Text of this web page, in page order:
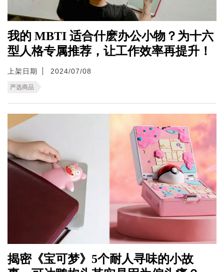
我的 MBTI 适合什麽办公小物？为十六
型人格专属推荐，让工作效率再提升！
上架日期 2024/07/08
严选商品
揭密《宝可梦》5个耐人寻味的小故